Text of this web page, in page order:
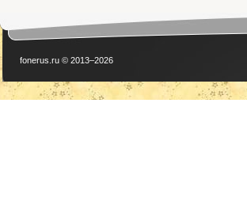
fonerus.ru © 2013–2026